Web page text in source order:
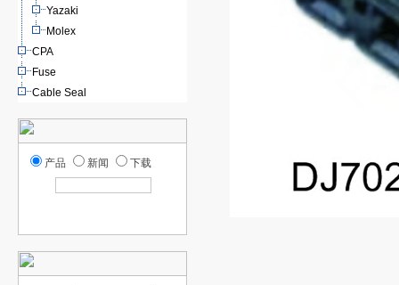
Yazaki
Molex
CPA
Fuse
Cable Seal
产品 新闻 下载